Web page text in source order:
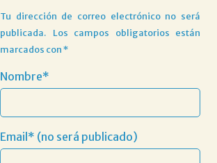
Tu dirección de correo electrónico no será
publicada.
Los campos obligatorios están
marcados con*
Nombre*
Email* (no será publicado)